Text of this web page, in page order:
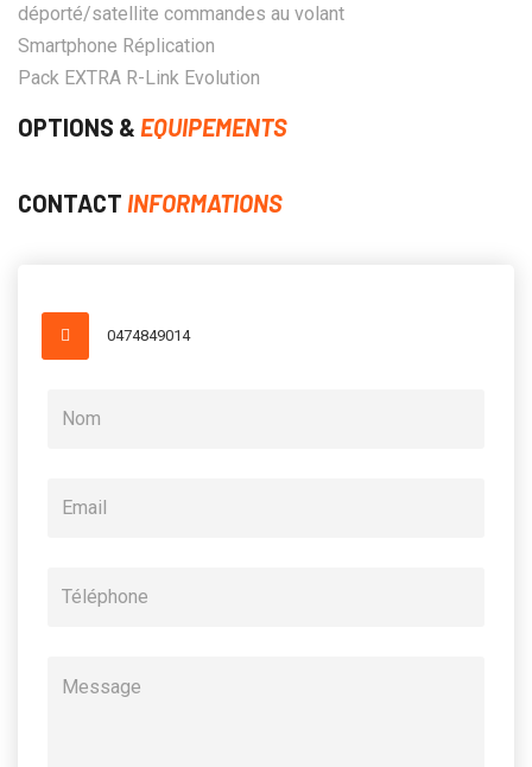
déporté/satellite commandes au volant
Smartphone Réplication
Pack EXTRA R-Link Evolution
OPTIONS & EQUIPEMENTS
CONTACT INFORMATIONS
0474849014